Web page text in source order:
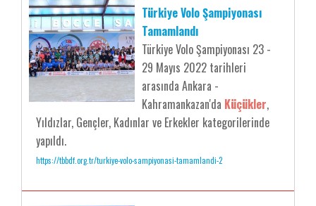
Türkiye Volo Şampiyonası
Tamamlandı
Türkiye Volo Şampiyonası 23 -
29 Mayıs 2022 tarihleri
arasında Ankara -
Kahramankazan'da Küçükler,
Yıldızlar, Gençler, Kadınlar ve Erkekler kategorilerinde
yapıldı.
https://tbbdf.org.tr/turkiye-volo-sampiyonasi-tamamlandi-2